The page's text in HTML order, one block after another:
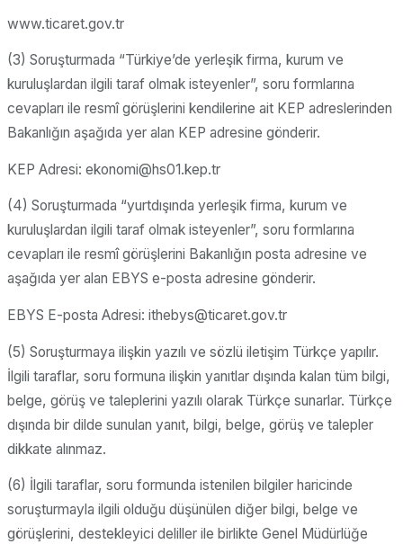
www.ticaret.gov.tr
(3) Soruşturmada “Türkiye’de yerleşik firma, kurum ve
kuruluşlardan ilgili taraf olmak isteyenler”, soru formlarına
cevapları ile resmî görüşlerini kendilerine ait KEP adreslerinden
Bakanlığın aşağıda yer alan KEP adresine gönderir.
KEP Adresi: ekonomi@hs01.kep.tr
(4) Soruşturmada “yurtdışında yerleşik firma, kurum ve
kuruluşlardan ilgili taraf olmak isteyenler”, soru formlarına
cevapları ile resmî görüşlerini Bakanlığın posta adresine ve
aşağıda yer alan EBYS e-posta adresine gönderir.
EBYS E-posta Adresi: ithebys@ticaret.gov.tr
(5) Soruşturmaya ilişkin yazılı ve sözlü iletişim Türkçe yapılır.
İlgili taraflar, soru formuna ilişkin yanıtlar dışında kalan tüm bilgi,
belge, görüş ve taleplerini yazılı olarak Türkçe sunarlar. Türkçe
dışında bir dilde sunulan yanıt, bilgi, belge, görüş ve talepler
dikkate alınmaz.
(6) İlgili taraflar, soru formunda istenilen bilgiler haricinde
soruşturmayla ilgili olduğu düşünülen diğer bilgi, belge ve
görüşlerini, destekleyici deliller ile birlikte Genel Müdürlüğe